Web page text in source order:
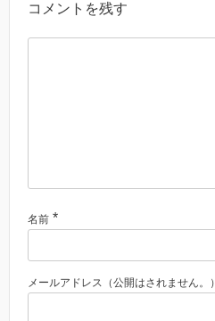
コメントを残す
名前 *
メールアドレス（公開はされません。）